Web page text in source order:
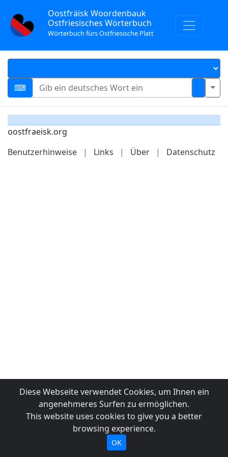
Oostfräisk Woordenbauk
Ostfriesisches Wörterbuch
Wörterbuch fürs Ostfriesische Platt
oostfraeisk.org
Benutzerhinweise
| Links | Über | Datenschutz
Diese Webseite verwendet Cookies, um Ihnen ein
angenehmeres Surfen zu ermöglichen.
This website uses cookies to give you a better
browsing experience.
OK